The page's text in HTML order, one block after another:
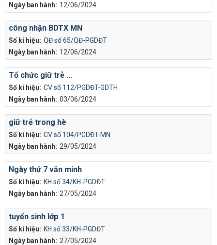
Ngày ban hành: 12/06/2024
Số kí hiệu: QĐ số 65/QĐ-PGDĐT
Ngày ban hành: 12/06/2024
công nhận BDTX MN
Số kí hiệu: CV số 112/PGDĐT-GDTH
Ngày ban hành: 03/06/2024
Tổ chức giữ trẻ ...
Số kí hiệu: CV số 104/PGDĐT-MN
Ngày ban hành: 29/05/2024
giữ trẻ trong hè
Số kí hiệu: KH số 34/KH-PGDĐT
Ngày ban hành: 27/05/2024
Ngày thứ 7 văn minh
Số kí hiệu: KH số 33/KH-PGDĐT
Ngày ban hành: 27/05/2024
tuyển sinh lớp 1